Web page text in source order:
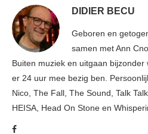
DIDIER BECU
Geboren en
samen met Ann
Buiten muziek en uitgaan
er 24 uur mee bezig ben.
Nico, The Fall, The Sound, Talk
HEISA, Head On Stone en